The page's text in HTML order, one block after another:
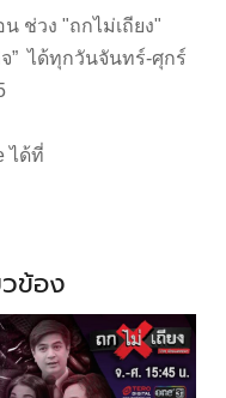
ช่วง "ถกไม่เถียง"
” ได้ทุกวันจันทร์-ศุกร์
ได้ที่
ข้อง